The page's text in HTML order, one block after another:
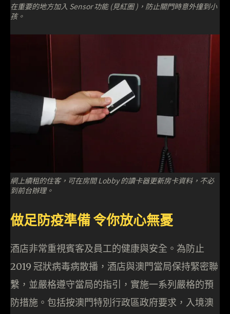
在重要的地方加入 Sensor 功能 (見紅圈 )，防止關門時意外撞到小
孩。
網上續租的住客，可在房間 Lobby 的讀卡器更新房卡資料，不必
到前台辦理。
做足防疫準備 令你放心無憂
酒店非常重視賓客及員工的健康與安全。為防止
2019 冠狀病毒病散播，酒店與澳門當局保持緊密聯
繫，並嚴格遵守當局的指引，實施一系列嚴格的預
防措施。包括按澳門特別行政區政府要求，入境澳